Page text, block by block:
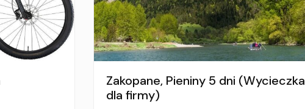
Zakopane, Pieniny 5 dni (Wycieczka
dla firmy)